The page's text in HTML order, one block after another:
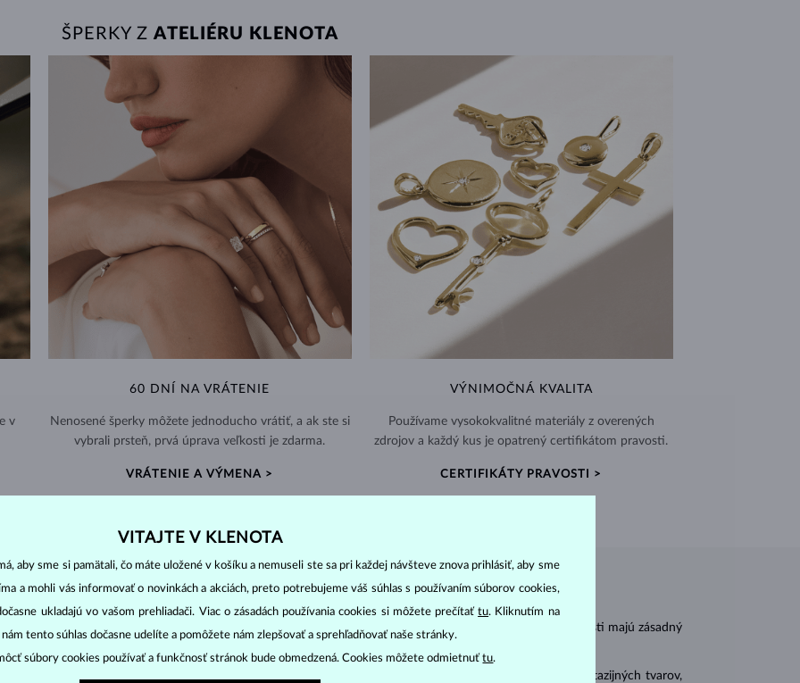
ŠPERKY Z ATELIÉRU KLENOTA
v
60 DNÍ NA VRÁTENIE
Nenosené šperky môžete jednoducho vrátiť, a ak ste si
vybrali prsteň, prvá úprava veľkosti je zdarma.
VRÁTENIE A VÝMENA >
VÝNIMOČNÁ KVALITA
Používame vysokokvalitné materiály z overených
zdrojov a každý kus je opatrený certifikátom pravosti.
CERTIFIKÁTY PRAVOSTI >
DIAMANTOVÉŠPERKY
ich základné parametre, tzv. 4C: výbrus ( cut), čistota clarity farba color) a hmotnosť
). Tieto vlastnosti majú zásadný
oslnivý lesk. Najobľúbenejší je výbrus guľatý, tzv.
. Diamanty sa brúsia aj do mnohých tzv. fantazijných tvarov,
VITAJTE V KLENOTA
aby sme si pamätali, čo máte uložené v košíku a nemuseli ste sa pri každej návšteve znova prihlásiť, aby sme
a mohli vás informovať o novinkách a akciách, preto potrebujeme váš súhlas s používaním súborov cookies,
ukladajú vo vašom prehliadači. Viac o zásadách používania cookies si môžete prečítaťtu. Kliknutím na
tento súhlas dočasne udelíte a pomôžete nám zlepšovať a sprehľadňovať naše stránky.
súbory cookies používať a funkčnosť stránok bude obmedzená. Cookies môžete odmietnuťtu.